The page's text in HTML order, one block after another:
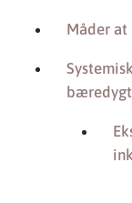
Måder